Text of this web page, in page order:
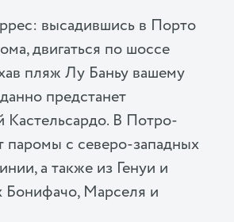
высадившись в Порто
двигаться по шоссе
пляж Лу Баньу вашему
предстанет
Кастельсардо. В Потро-
паромы с северо-западных
а также из Генуи и
Бонифачо, Марселя и